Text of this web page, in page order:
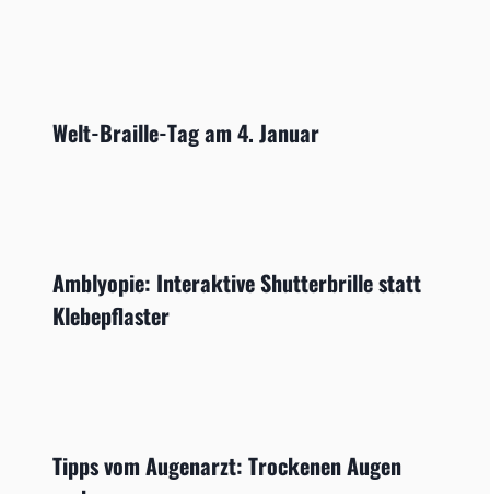
Welt-Braille-Tag am 4. Januar
Amblyopie: Interaktive Shutterbrille statt
Klebepflaster
Tipps vom Augenarzt: Trockenen Augen